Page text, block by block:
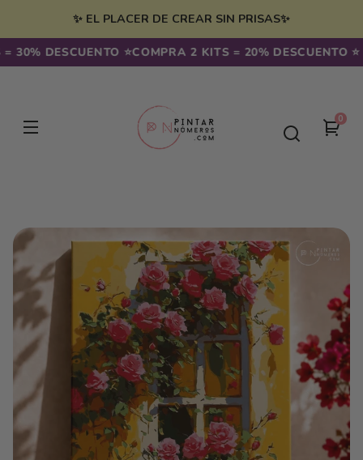
✨ EL PLACER DE CREAR SIN PRISAS✨
DESCUENTO ⭐️COMPRA 2 KITS = 20% DESCUENTO ⭐️
Tu
00
directamente
a la
información
del producto